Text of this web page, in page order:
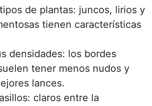
de plantas: juncos, lirios y
tienen características
densidades: los bordes
tener menos nudos y
lances.
claros entre la